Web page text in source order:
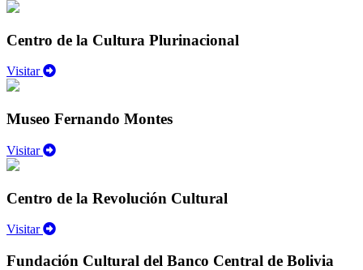
Centro de la Cultura Plurinacional
Visitar
Museo Fernando Montes
Visitar
Centro de la Revolución Cultural
Visitar
Fundación Cultural del Banco Central de Bolivia